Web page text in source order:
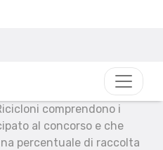
comprendono i
al concorso e che
percentuale di raccolta